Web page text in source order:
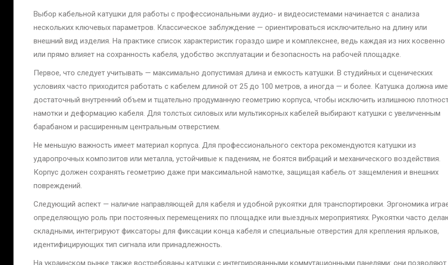
Выбор кабельной катушки для работы с профессиональными аудио- и видеосистемами начинается с анализа
нескольких ключевых параметров. Классическое заблуждение — ориентироваться исключительно на длину или
внешний вид изделия. На практике список характеристик гораздо шире и комплекснее, ведь каждая из них косвенно
или прямо влияет на сохранность кабеля, удобство эксплуатации и безопасность на рабочей площадке.
Первое, что следует учитывать — максимально допустимая длина и емкость катушки. В студийных и сценических
условиях часто приходится работать с кабелем длиной от 25 до 100 метров, а иногда — и более. Катушка должна
достаточный внутренний объем и тщательно продуманную геометрию корпуса, чтобы исключить излишнюю
намотки и деформацию кабеля. Для толстых силовых или мультикорных кабелей выбирают катушки с увеличенным
барабаном и расширенным центральным отверстием.
Не меньшую важность имеет материал корпуса. Для профессионального сектора рекомендуются катушки из
ударопрочных композитов или металла, устойчивые к падениям, не боятся вибраций и механического воздействия.
Корпус должен сохранять геометрию даже при максимальной намотке, защищая кабель от защемления и внешних
повреждений.
Следующий аспект — наличие направляющей для кабеля и удобной рукоятки для транспортировки. Эргономика
определяющую роль при постоянных перемещениях по площадке или выездных мероприятиях. Рукоятки часто
складными, интегрируют фиксаторы для фиксации конца кабеля и специальные отверстия для крепления ярлыков,
идентифицирующих тип сигнала или принадлежность.
На украинском рынке также востребованы катушки с интегрированными коммутационными панелями: они позволяют